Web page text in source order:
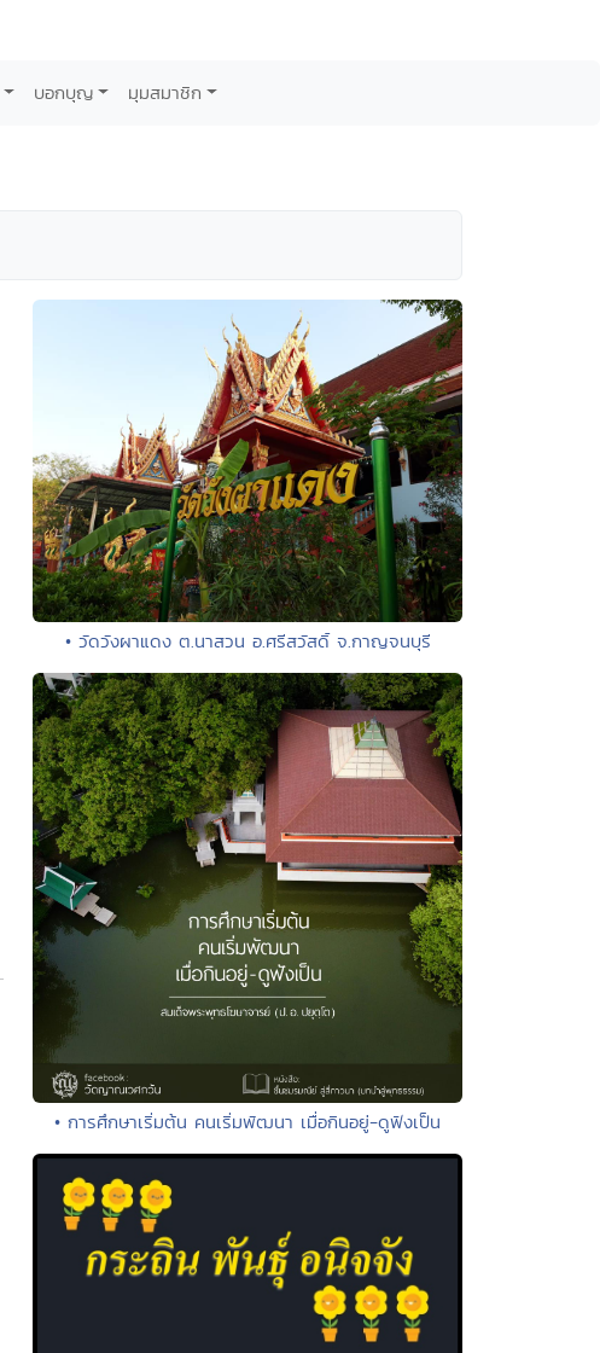
บอกบุญ มุมสมาชิก
• วัดวังผาแดง ต.นาสวน อ.ศรีสวัสดิ์ จ.กาญจนบุรี
• การศึกษาเริ่มต้น คนเริ่มพัฒนา เมื่อกินอยู่-ดูฟังเป็น